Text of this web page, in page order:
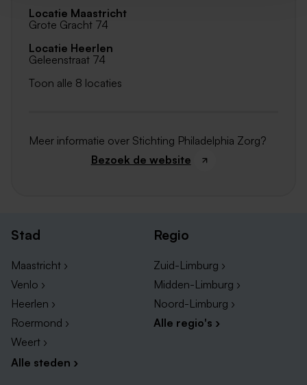
Locatie Maastricht
Grote Gracht 74
Locatie Heerlen
Geleenstraat 74
Toon alle 8 locaties
Meer informatie over Stichting Philadelphia Zorg?
Bezoek de website
Stad
Maastricht ›
Venlo ›
Heerlen ›
Roermond ›
Weert ›
Alle steden ›
Regio
Zuid-Limburg ›
Midden-Limburg ›
Noord-Limburg ›
Alle regio's ›